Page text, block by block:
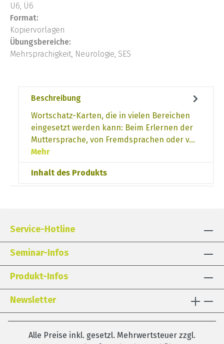
U6, Ü6
Format:
Kopiervorlagen
Übungsbereiche:
Mehrsprachigkeit, Neurologie, SES
Beschreibung
Wortschatz-Karten, die in vielen Bereichen
eingesetzt werden kann: Beim Erlernen der
Muttersprache, von Fremdsprachen oder v…
Mehr
Inhalt des Produkts
Service-Hotline
Seminar-Infos
Produkt-Infos
Newsletter
Alle Preise inkl. gesetzl. Mehrwertsteuer zzgl.